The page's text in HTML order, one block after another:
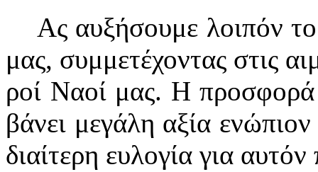
Ας αυ­ξή­σου­με λοι­πόν
μας, συμ­με­τέ­χον­τας στις
ροί Να­οί μας. Η
βά­νει με­γά­λη α­ξί­α
δι­αί­τε­ρη ευ­λο­γί­α γι­α